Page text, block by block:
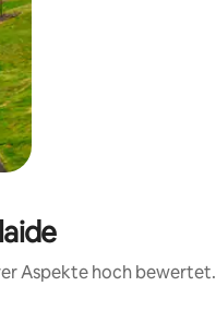
Aspekte hoch bewertet.